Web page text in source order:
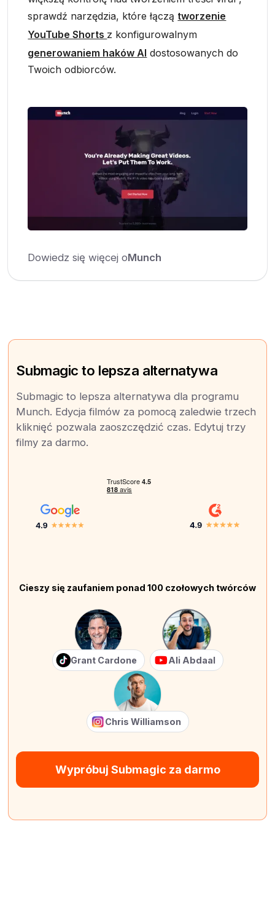
sprawdź narzędzia, które łączą tworzenie
YouTube Shorts z konfigurowalnym
generowaniem haków AI dostosowanych do
Twoich odbiorców.
Dowiedz się więcej oMunch
Submagic to lepsza alternatywa
Submagic to lepsza alternatywa dla programu
Munch. Edycja filmów za pomocą zaledwie trzech
kliknięć pozwala zaoszczędzić czas. Edytuj trzy
filmy za darmo.
Cieszy się zaufaniem ponad 100 czołowych twórców
Grant Cardone Ali Abdaal
Chris Williamson
Wypróbuj Submagic za darmo